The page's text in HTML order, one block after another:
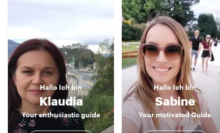
Hallo Ich bin
Klaudia
Your enthusiastic guide
Hallo Ich bin
Sabine
Your motivated Guide